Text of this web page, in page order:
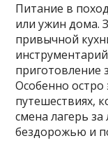
Питание в
или ужин дома.
привычной
приготовление
Особенно остро
путешествиях,
смена лагерь
бездорожью и